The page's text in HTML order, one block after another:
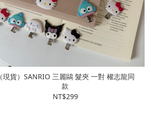
（現貨）SANRIO 三麗鷗 髮夾 一對 權志龍同
款
NT$299